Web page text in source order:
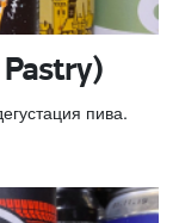
пива.